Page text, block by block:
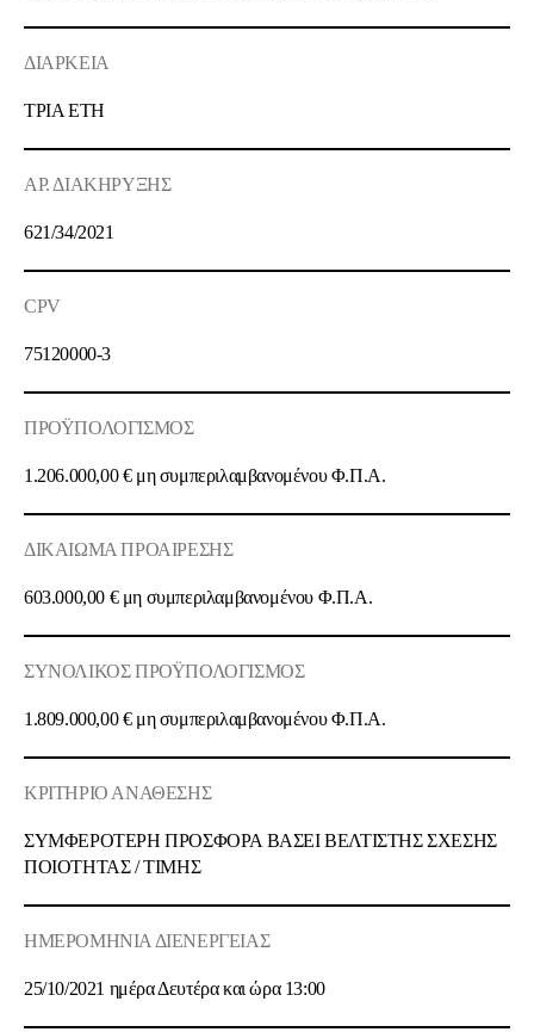
ΔΙΑΡΚΕΙΑ
ΤΡΙΑ ΕΤΗ
ΑΡ. ΔΙΑΚΗΡΥΞΗΣ
621/34/2021
CPV
75120000-3
ΠΡΟΫΠΟΛΟΓΙΣΜΟΣ
1.206.000,00 € μη συμπεριλαμβανομένου Φ.Π.Α.
ΔΙΚΑΙΩΜΑ ΠΡΟΑΙΡΕΣΗΣ
603.000,00 € μη συμπεριλαμβανομένου Φ.Π.Α.
ΣΥΝΟΛΙΚΟΣ ΠΡΟΫΠΟΛΟΓΙΣΜΟΣ
1.809.000,00 € μη συμπεριλαμβανομένου Φ.Π.Α.
ΚΡΙΤΗΡΙΟ ΑΝΑΘΕΣΗΣ
ΣΥΜΦΕΡΟΤΕΡΗ ΠΡΟΣΦΟΡΑ ΒΑΣΕΙ ΒΕΛΤΙΣΤΗΣ ΣΧΕΣΗΣ
ΠΟΙOΤΗΤΑΣ / ΤΙΜΗΣ
ΗΜΕΡΟΜΗΝΙΑ ΔΙΕΝΕΡΓΕΙΑΣ
25/10/2021 ημέρα Δευτέρα και ώρα 13:00